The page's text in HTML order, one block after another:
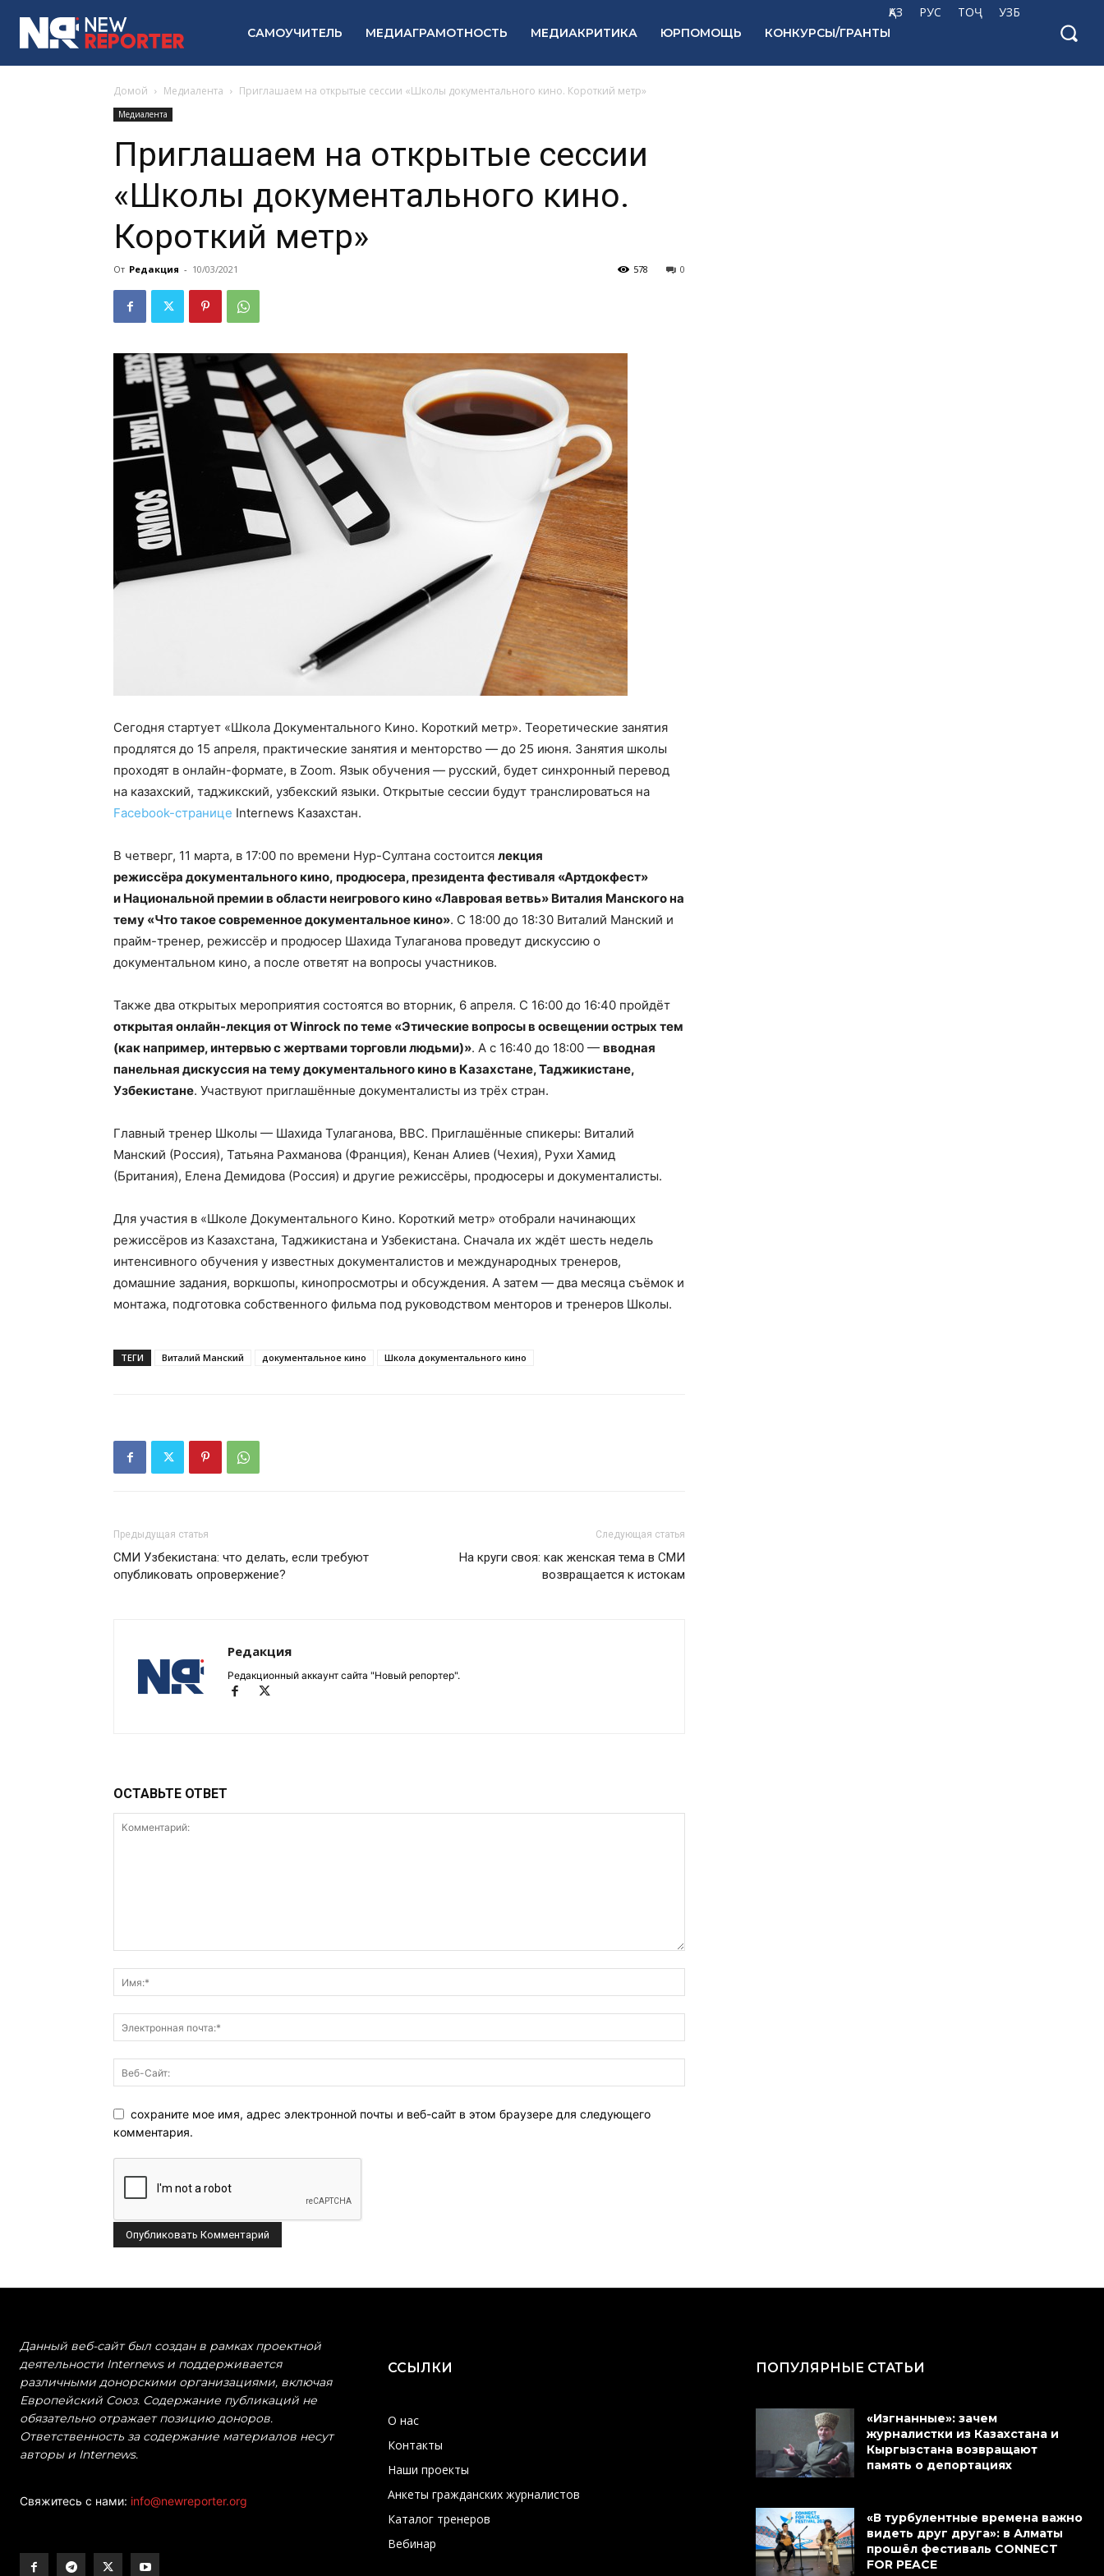
ҚАЗ РУС ТОҶ УЗБ
САМОУЧИТЕЛЬ МЕДИАГРАМОТНОСТЬ МЕДИАКРИТИКА ЮРПОМОЩЬ КОНКУРСЫ/ГРАНТЫ
Домой Медиалента Приглашаем на открытые сессии «Школы документального кино. Короткий метр»
Медиалента
Приглашаем на открытые сессии
«Школы документального кино.
Короткий метр»
От Редакция - 10/03/2021 0
578
Сегодня стартует «Школа Документального Кино. Короткий метр». Теоретические занятия
продлятся до 15 апреля, практические занятия и менторство — до 25 июня. Занятия школы
проходят в онлайн-формате, в Zoom. Язык обучения — русский, будет синхронный перевод
на казахский, таджикский, узбекский языки. Открытые сессии будут транслироваться на
Facebook-странице Internews Казахстан.
В четверг, 11 марта, в 17:00 по времени Нур-Султана состоится лекция
режиссёра документального кино, продюсера, президента фестиваля «Артдокфест»
и Национальной премии в области неигрового кино «Лавровая ветвь» Виталия Манского на
тему «Что такое современное документальное кино». С 18:00 до 18:30 Виталий Манский и
прайм-тренер, режиссёр и продюсер Шахида Тулаганова проведут дискуссию о
документальном кино, а после ответят на вопросы участников.
Также два открытых мероприятия состоятся во вторник, 6 апреля. С 16:00 до 16:40 пройдёт
открытая онлайн-лекция от Winrock по теме «Этические вопросы в освещении острых тем
(как например, интервью с жертвами торговли людьми)». А с 16:40 до 18:00 — вводная
панельная дискуссия на тему документального кино в Казахстане, Таджикистане,
Узбекистане. Участвуют приглашённые документалисты из трёх стран.
Главный тренер Школы — Шахида Тулаганова, BBC. Приглашённые спикеры: Виталий
Манский (Россия), Татьяна Рахманова (Франция), Кенан Алиев (Чехия), Рухи Хамид
(Британия), Елена Демидова (Россия) и другие режиссёры, продюсеры и документалисты.
Для участия в «Школе Документального Кино. Короткий метр» отобрали начинающих
режиссёров из Казахстана, Таджикистана и Узбекистана. Сначала их ждёт шесть недель
интенсивного обучения у известных документалистов и международных тренеров,
домашние задания, воркшопы, кинопросмотры и обсуждения. А затем — два месяца съёмок и
монтажа, подготовка собственного фильма под руководством менторов и тренеров Школы.
ТЕГИ Виталий Манский документальное кино Школа документального кино
Предыдущая статья
СМИ Узбекистана: что делать, если требуют
опубликовать опровержение?
Следующая статья
На круги своя: как женская тема в СМИ
возвращается к истокам
Редакция
Редакционный аккаунт сайта "Новый репортер".
ОСТАВЬТЕ ОТВЕТ
сохраните мое имя, адрес электронной почты и веб-сайт в этом браузере для следующего
комментария.
Данный веб-сайт был создан в рамках проектной
деятельности Internews и поддерживается
различными донорскими организациями, включая
Европейский Союз. Содержание публикаций не
обязательно отражает позицию доноров.
Ответственность за содержание материалов несут
авторы и Internews.
Свяжитесь с нами: info@newreporter.org
ССЫЛКИ
О нас
Контакты
Наши проекты
Анкеты гражданских журналистов
Каталог тренеров
Вебинар
ПОПУЛЯРНЫЕ СТАТЬИ
«Изгнанные»: зачем
журналистки из Казахстана и
Кыргызстана возвращают
память о депортациях
«В турбулентные времена важно
видеть друг друга»: в Алматы
прошёл фестиваль CONNECT
FOR PEACE